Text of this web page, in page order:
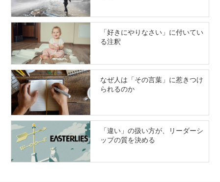
「好きにやりなさい」に付いてい
る注釈
なぜ人は「その言葉」に惹きつけ
られるのか
「違い」の扱い方が、リーダーシ
ップの質を決める